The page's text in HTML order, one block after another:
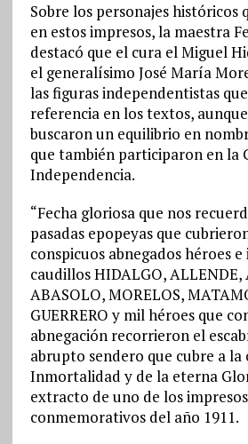
Sobre los personajes históricos
en estos impresos, la maestra
destacó que el cura el Miguel
el generalísimo José María
las figuras independentistas
referencia en los textos,
buscaron un equilibrio en
que también participaron en la
Independencia.
“Fecha gloriosa que nos
pasadas epopeyas que
conspicuos abnegados héroes
caudillos HIDALGO, ALLENDE,
ABASOLO, MORELOS,
GUERRERO y mil héroes que
abnegación recorrieron el
abrupto sendero que cubre a la
Inmortalidad y de la eterna
extracto de uno de los
conmemorativos del año 1911.